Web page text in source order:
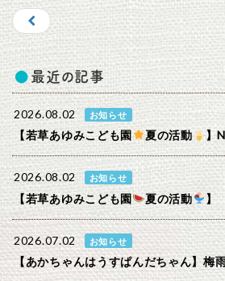
最近の記事
2026.08.02 お知らせ
【若草あゆみこども園 夏の活動 】
2026.08.02 お知らせ
【若草あゆみこども園 夏の活動 】
2026.07.02 お知らせ
【あかちゃんはうすぱんだちゃん】梅